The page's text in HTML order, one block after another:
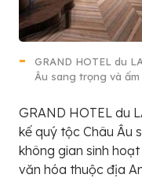
GRAND HOTEL du
Âu sang trọng và
GRAND HOTEL du
kế quý tộc Châu Âu
không gian sinh
văn hóa thuộc địa